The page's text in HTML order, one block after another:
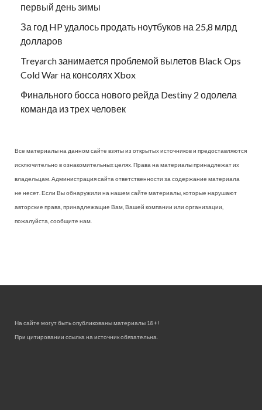
первый день зимы
За год HP удалось продать ноутбуков на 25,8 млрд
долларов
Treyarch занимается проблемой вылетов Black Ops
Cold War на консолях Xbox
Финального босса нового рейда Destiny 2 одолела
команда из трех человек
Все материалы на данном сайте взяты из открытых источников и предоставляются
исключительно в ознакомительных целях. Права на материалы принадлежат их
владельцам. Администрация сайта ответственности за содержание материала
не несет. Если Вы обнаружили на нашем сайте материалы, которые нарушают
авторские права, принадлежащие Вам, Вашей компании или организации,
пожалуйста, сообщите нам.
На сайте могут быть опубликованы материалы 18+!
При цитировании ссылка на источник обязательна.